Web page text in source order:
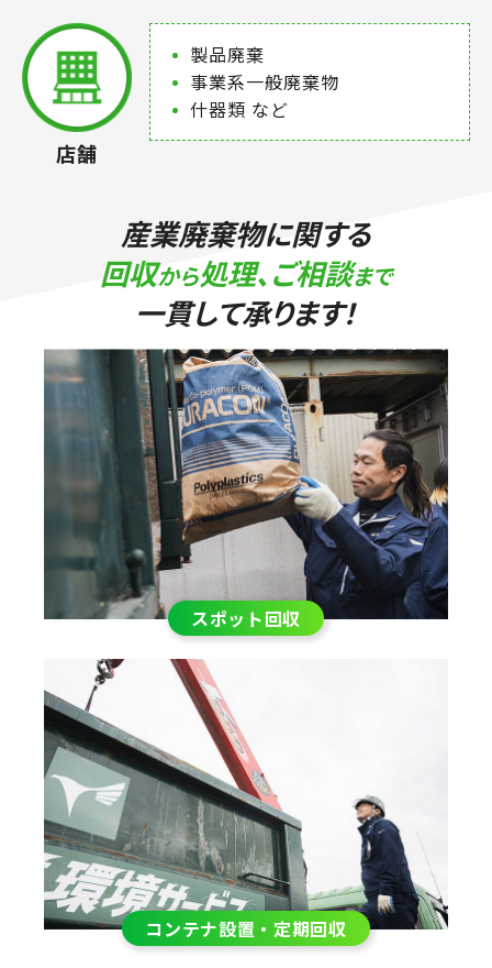
店舗
製品廃棄
事業系一般廃棄物
什器類 など
産業廃棄物に関する
回収から処理、ご相談まで
一貫して承ります！
スポット回収
コンテナ設置・定期回収